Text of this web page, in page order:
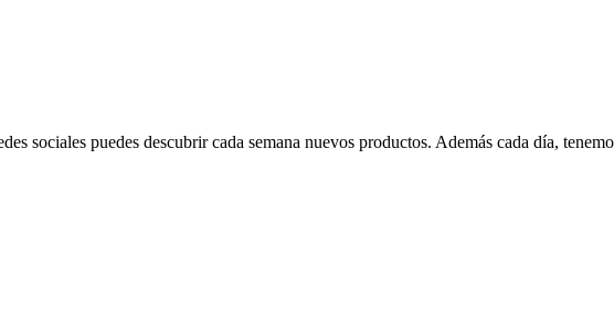
sociales puedes descubrir cada semana nuevos productos. Además cada día,